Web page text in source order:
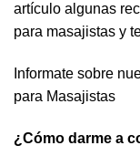
artículo algunas
para masajistas y
Informate sobre
para Masajistas
¿Cómo darme a